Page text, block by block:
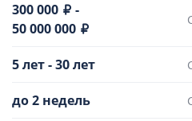
300 000
-
50 000 000
5 лет-30 лет
до 2 недель